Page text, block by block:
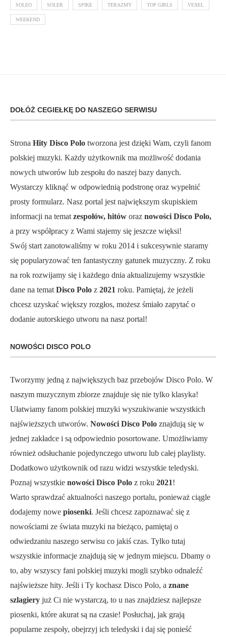
SOLEO SOLER SPIKE TERAZMY TOP GIRLS VEXEL
WEEKEND
DOŁÓŻ CEGIEŁKĘ DO NASZEGO SERWISU
Strona Hity Disco Polo tworzona jest dzięki Wam, czyli fanom
polskiej muzyki. Każdy użytkownik ma możliwość dodania
nowych utworów lub zespołu do naszej bazy danych.
Wystarczy kliknąć w odpowiednią podstronę oraz wypełnić
prosty formularz. Nasz portal jest największym skupiskiem
informacji na tematzespołów, hitów oraz nowości Disco Polo,
a przy współpracy z Wami stajemy się jeszcze więksi!
Swój start zanotowaliśmy w roku 2014 i sukcesywnie staramy
się popularyzować ten fantastyczny gatunek muzyczny. Z roku
na rok rozwijamy się i każdego dnia aktualizujemy wszystkie
dane na tematDisco Polo z 2021 roku. Pamiętaj, że jeżeli
chcesz uzyskać większy rozgłos, możesz śmiało zapytać o
dodanie autorskiego utworu na nasz portal!
NOWOŚCI DISCO POLO
Tworzymy jedną z największych baz przebojów Disco Polo. W
naszym muzycznym zbiorze znajduje się nie tylko klasyka!
Ułatwiamy fanom polskiej muzyki wyszukiwanie wszystkich
najświeższych utworów. Nowości Disco Polo znajdują się w
jednej zakładce i są odpowiednio posortowane. Umożliwiamy
również odsłuchanie pojedynczego utworu lub całej playlisty.
Dodatkowo użytkownik od razu widzi wszystkie teledyski.
Poznaj wszystkie nowości Disco Polo z roku 2021!
Warto sprawdzać aktualności naszego portalu, ponieważ ciągle
dodajemy nowe piosenki. Jeśli chcesz zapoznawać się z
nowościami ze świata muzyki na bieżąco, pamiętaj o
odwiedzaniu naszego serwisu co jakiś czas. Tylko tutaj
wszystkie informacje znajdują się w jednym miejscu. Dbamy o
to, aby wszyscy fani polskiej muzyki mogli szybko odnaleźć
najświeższe hity. Jeśli i Ty kochasz Disco Polo, a znane
szlagiery już Ci nie wystarczą, to u nas znajdziesz najlepsze
piosenki, które akurat są na czasie! Posłuchaj, jak grają
popularne zespoły, obejrzyj ich teledyski i daj się ponieść